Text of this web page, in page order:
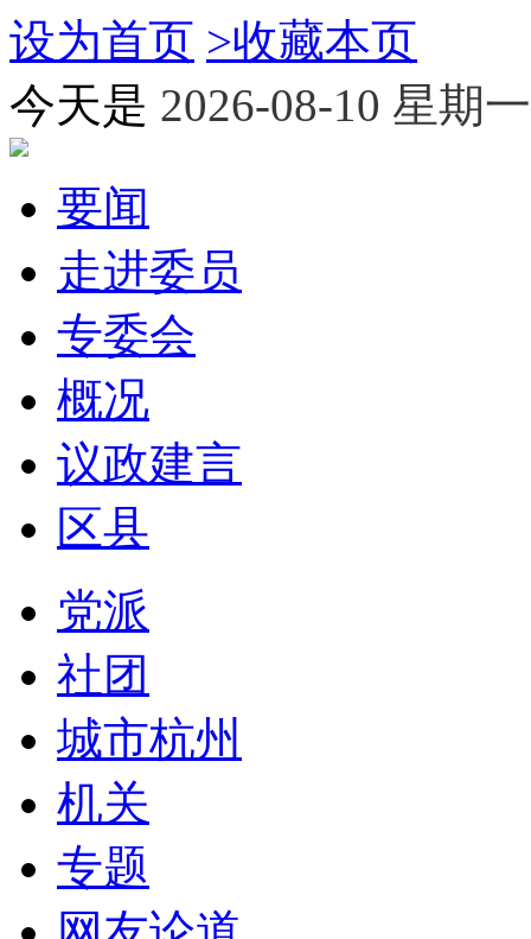
设为首页 >收藏本页
今天是 2026-08-10 星期一
要闻
走进委员
专委会
概况
议政建言
区县
党派
社团
城市杭州
机关
专题